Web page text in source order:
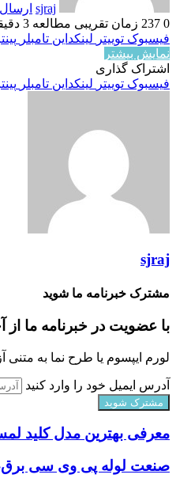
sjraj
0
زمان تقریبی مطالعه 3 دقیقه
فیسبوک توییتر لینکداین تامبلر
نمایش بیشتر
اشتراک گذاری
فیسبوک توییتر لینکداین تامبلر
sjraj
مشترک خبرنامه ما شوید
با عضویت در خبرنامه ما
لورم ایپسوم یا طرح‌ نما به متنی
آدرس ایمیل خود را وارد کنید
معرفی بهترین مدل کلید
صنعت لوله پی وی سی برق،